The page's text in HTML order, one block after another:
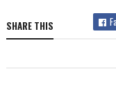
SHARE THIS